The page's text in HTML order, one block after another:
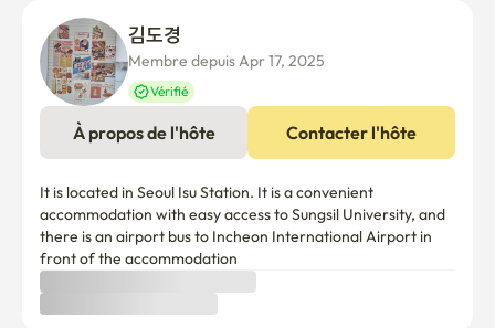
Membre depuis Apr 17, 2025
Vérifié
À propos de l'hôte Contacter l'hôte
It is located in Seoul Isu Station. It is a convenient
accommodation with easy access to Sungsil University, and
there is an airport bus to Incheon International Airport in
front of the accommodation